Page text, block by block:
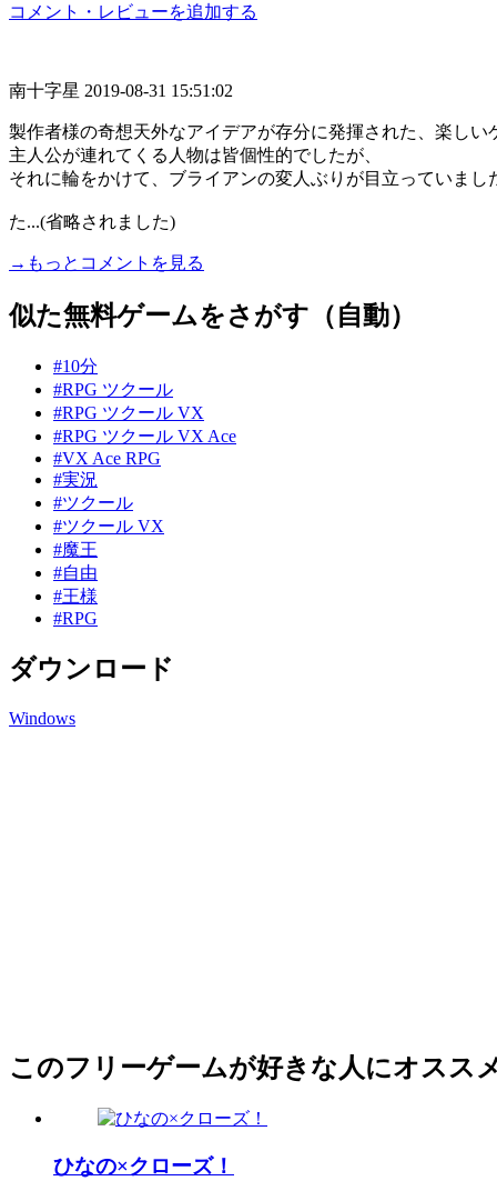
コメント・レビューを追加する
南十字星 2019-08-31 15:51:02
製作者様の奇想天外なアイデアが存分に発揮された、楽しい
主人公が連れてくる人物は皆個性的でしたが、
それに輪をかけて、ブライアンの変人ぶりが目立っていまし
た...(省略されました)
→もっとコメントを見る
似た無料ゲームをさがす（自動）
#10分
#RPG ツクール
#RPG ツクール VX
#RPG ツクール VX Ace
#VX Ace RPG
#実況
#ツクール
#ツクール VX
#魔王
#自由
#王様
#RPG
ダウンロード
Windows
このフリーゲームが好きな人にオスス
ひなの×クローズ！